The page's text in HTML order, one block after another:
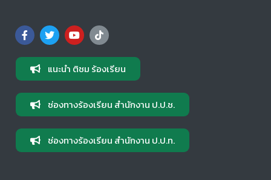
แนะนำ ติชม ร้องเรียน
ช่องทางร้องเรียน สำนักงาน ป.ป.ช.
ช่องทางร้องเรียน สำนักงาน ป.ป.ท.